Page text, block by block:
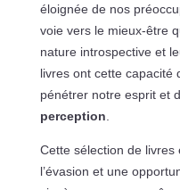
éloignée de nos
voie vers le mieux-être
nature introspective et
livres ont cette
pénétrer notre esprit et
perception
Cette sélection de livres
l’évasion et une